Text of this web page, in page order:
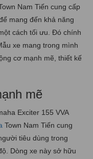
Nam Tiến cung cấp
mang đến khả năng
cách tối ưu. Đó chính
xe mang trong mình
cơ mạnh mẽ, thiết kế
mẽ
Exciter 155 VVA
Town Nam Tiến cung
tiêu dùng trong
Dòng xe này sở hữu